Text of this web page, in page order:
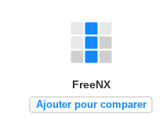
FreeNX
Ajouter pour comparer